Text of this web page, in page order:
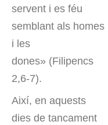
servent i es féu
semblant als homes
i les
dones» (Filipencs
2,6-7).
Així, en aquests
dies de tancament